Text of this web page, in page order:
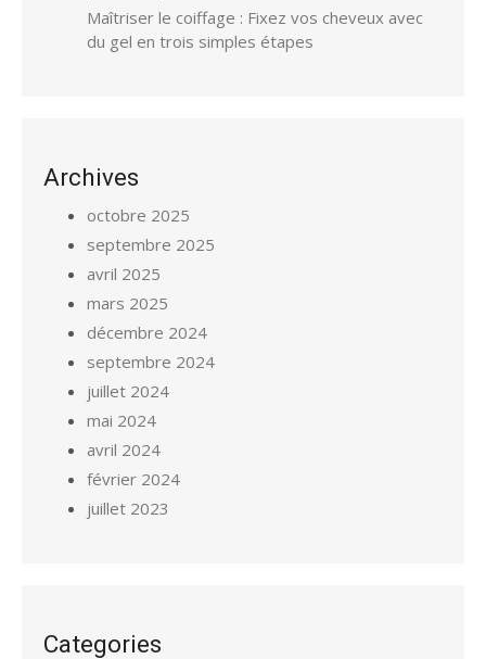
Maîtriser le coiffage : Fixez vos cheveux avec
du gel en trois simples étapes
Archives
octobre 2025
septembre 2025
avril 2025
mars 2025
décembre 2024
septembre 2024
juillet 2024
mai 2024
avril 2024
février 2024
juillet 2023
Categories